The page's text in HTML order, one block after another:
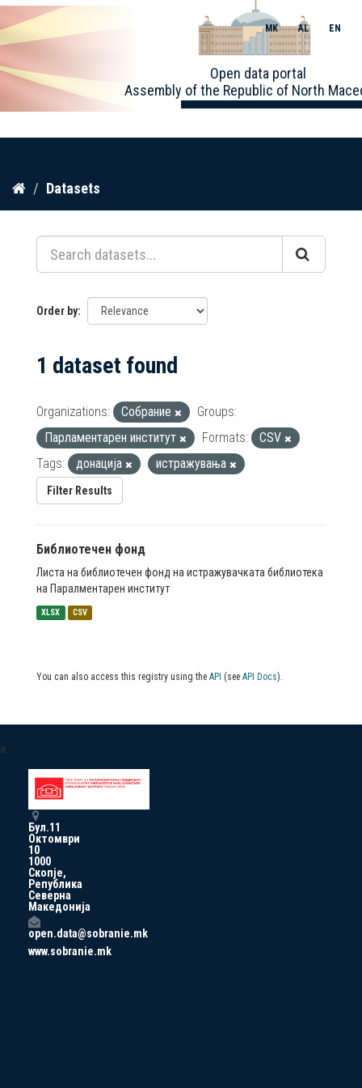
Skip
content
Open data portal
Assembly of the Republic of North
MK AL EN
Datasets
Order by
1 dataset found
Organizations: Собрание
Groups:
Парламентарен институт
Formats:
CSV
Tags:
донација истражувања
Filter Results
Библиотечен фонд
Листа на библиотечен фонд на истражувачката библиотека
на Паралментарен институт
XLSX CSV
You can also access this registry using the API (see API Docs).
a
Бул.11
Октомври
10
1000
Скопје,
Република
Северна
Македонија
open.data@sobranie.mk
www.sobranie.mk